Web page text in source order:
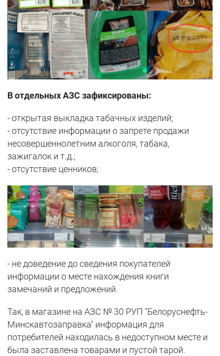
В отдельных АЗС зафиксированы:
- открытая выкладка табачных изделий;
- отсутствие информации о запрете продажи
несовершеннолетним алкоголя, табака,
зажигалок и т.д.;
- отсутствие ценников;
- не доведение до сведения покупателей
информации о месте нахождения книги
замечаний и предложений.
Так, в магазине на АЗС № 30 РУП "Белоруснефть-
Минскавтозаправка" информация для
потребителей находилась в недоступном месте и
была заставлена товарами и пустой тарой.